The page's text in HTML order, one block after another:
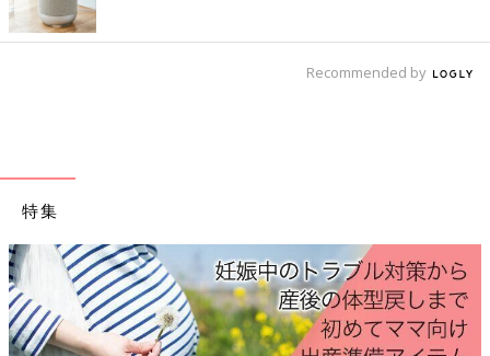
ハミガキの歌、オムツ替えの歌、クリスマスの歌など、
mamakanonの曲は、まるでアルバムの写真のよう。あとで振り
時々、ライブに連れて来てもらっては、客席で歌ったり踊ったり
してくれています。あの大泣きしたライブから1年ほどしか経っ
ね。
さて、次回は最終回！
笑いあり涙ありのmamakanonライブの様子を、kanoがじっくり
お届けします。お楽しみに。
文/non（mamakanon）
Recommended by
特集